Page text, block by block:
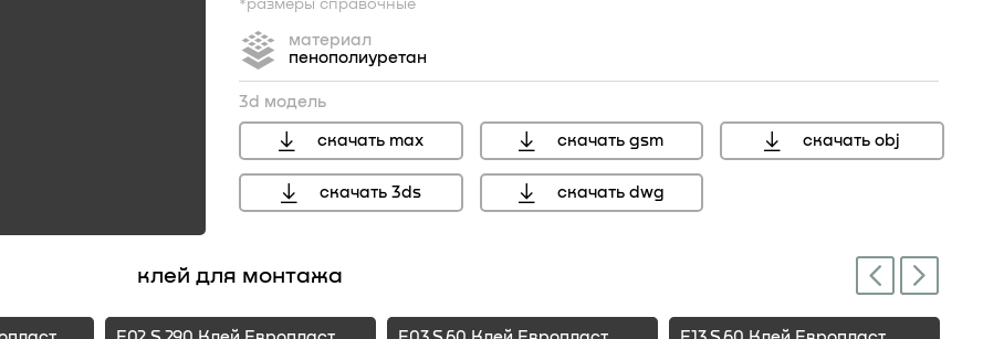
перейти
*размеры справочные
материал
пенополиуретан
3d модель
скачать max скачать gsm скачать obj
скачать 3ds скачать dwg
клей для монтажа Previous Next